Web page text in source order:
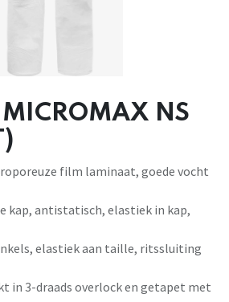
NS
film laminaat, goede vocht
kap, antistatisch, elastiek in kap,
elastiek aan taille, ritssluiting
in 3-draads overlock en getapet met